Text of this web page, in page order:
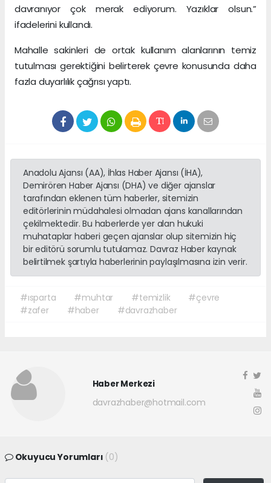
davranıyor çok merak ediyorum. Yazıklar olsun.”
ifadelerini kullandı.
Mahalle sakinleri de ortak kullanım alanlarının temiz
tutulması gerektiğini belirterek çevre konusunda daha
fazla duyarlılık çağrısı yaptı.
Anadolu Ajansı (AA), İhlas Haber Ajansı (İHA),
Demirören Haber Ajansı (DHA) ve diğer ajanslar
tarafından eklenen tüm haberler, sitemizin
editörlerinin müdahalesi olmadan ajans kanallarından
çekilmektedir. Bu haberlerde yer alan hukuki
muhataplar haberi geçen ajanslar olup sitemizin hiç
bir editörü sorumlu tutulamaz. Davraz Haber kaynak
belirtilmek şartıyla haberlerinin paylaşılmasına izin verir.
#ısparta #muhtar #temizlik
#çevre
#zafer
#haber #davrazhaber
Haber Merkezi
davrazhaber@hotmail.com
Okuyucu Yorumları (0)